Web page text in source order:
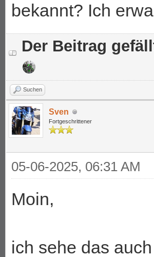
bekannt? Ich
Der Beitrag
Suchen
Sven
Fortgeschrittener
05-06-2025, 06:31 AM
Moin,
ich sehe das